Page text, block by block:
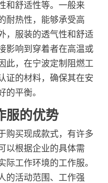
和舒适性等。一般来
耐热性，能够承受高
，服装的透气性和舒适
影响到穿着者在高温或
此，在宁波定制阻燃工
证的材料，确保其在安
的平衡。
服的优势
购买现成款式，有许多
以根据企业的具体需
际工作环境的工作服。
的活动范围、工作强